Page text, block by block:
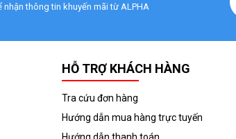
nhận thông tin khuyến mãi từ ALPHA
HỖ TRỢ KHÁCH HÀNG
Tra cứu đơn hàng
Hướng dẫn mua hàng trực tuyến